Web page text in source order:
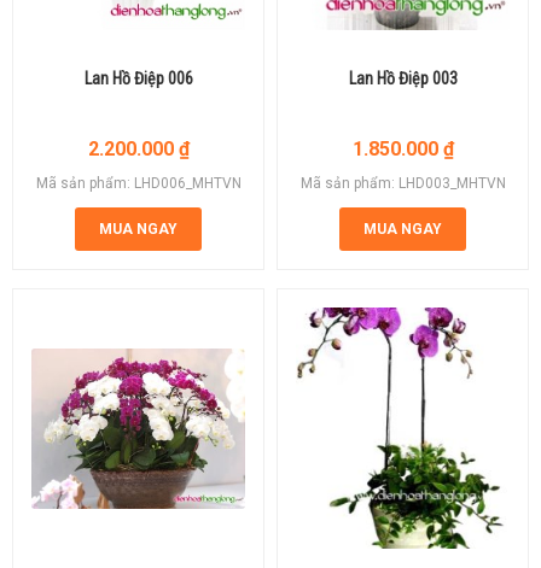
Lan Hồ Điệp 006
2.200.000 ₫
Mã sản phẩm: LHD006_MHTVN
MUA NGAY
Lan Hồ Điệp 003
1.850.000 ₫
Mã sản phẩm: LHD003_MHTVN
MUA NGAY